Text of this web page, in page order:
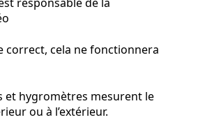
correct, cela ne fonctionnera
et hygromètres mesurent le
ou à l’extérieur.